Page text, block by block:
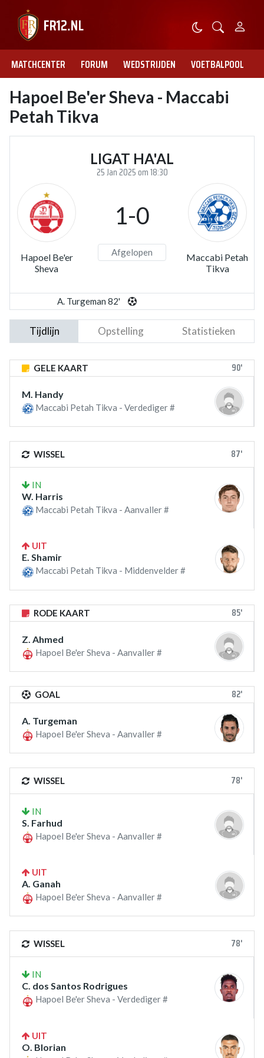
MATCHCENTER FORUM WEDSTRIJDEN VOETBALPOOL
Hapoel Be'er Sheva - Maccabi
Petah Tikva
LIGAT HA'AL
25 Jan 2025 om 18:30
Hapoel Be'er
Sheva
1-0
Afgelopen
Maccabi Petah
Tikva
A. Turgeman 82'
Tijdlijn Opstelling Statistieken
GELE KAART 90'
M. Handy
Maccabi Petah Tikva - Verdediger #
WISSEL 87'
IN
W. Harris
Maccabi Petah Tikva - Aanvaller #
UIT
E. Shamir
Maccabi Petah Tikva - Middenvelder #
RODE KAART 85'
Z. Ahmed
Hapoel Be'er Sheva - Aanvaller #
GOAL 82'
A. Turgeman
Hapoel Be'er Sheva - Aanvaller #
WISSEL 78'
IN
S. Farhud
Hapoel Be'er Sheva - Aanvaller #
UIT
A. Ganah
Hapoel Be'er Sheva - Aanvaller #
WISSEL 78'
IN
C. dos Santos Rodrigues
Hapoel Be'er Sheva - Verdediger #
UIT
O. Blorian